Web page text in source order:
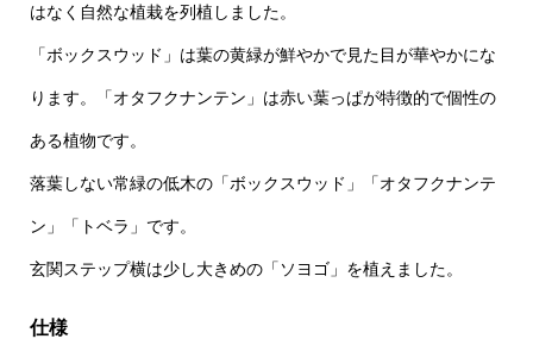
はなく自然な植栽を列植しました。
「ボックスウッド」は葉の黄緑が鮮やかで見た目が華やかにな
ります。「オタフクナンテン」は赤い葉っぱが特徴的で個性の
ある植物です。
落葉しない常緑の低木の「ボックスウッド」「オタフクナンテ
ン」「トベラ」です。
玄関ステップ横は少し大きめの「ソヨゴ」を植えました。
仕様